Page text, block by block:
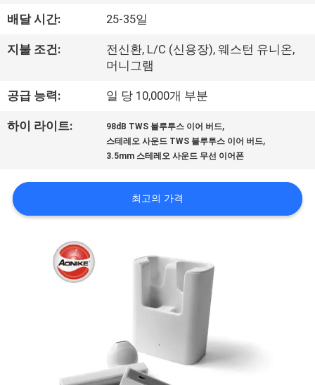
여
행
품
질
연
배달 시간: 25-35일
지불 조건:
전신환, L/C (신용장), 웨스턴 유니온,
머니그램
공급 능력: 일 당 10,000개 부분
하이 라이트: 98dB TWS 블루투스 이어 버드,
스테레오 사운드 TWS 블루투스 이어 버드,
3.5mm 스테레오 사운드 무선 이어폰
최고의 가격